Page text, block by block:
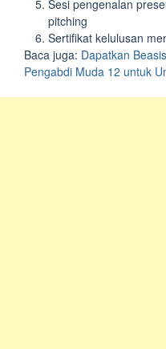
Sesi pengenalan
pitching
Sertifikat kelulusan
Baca juga: Dapatkan
Pengabdi Muda 12 untuk